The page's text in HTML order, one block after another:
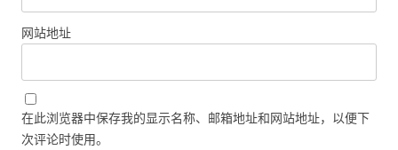
网站地址
在此浏览器中保存我的显示名称、邮箱地址和网站地址，以便下
次评论时使用。